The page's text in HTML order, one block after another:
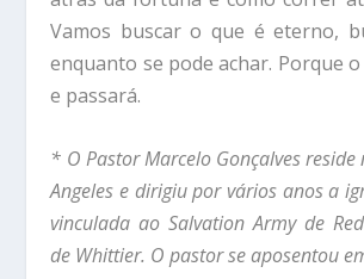
Vamos buscar o que é eterno,
enquanto se pode achar. Porque
e passará.
* O Pastor Marcelo Gonçalves reside
Angeles e dirigiu por vários anos a
vinculada ao Salvation Army de
de Whittier. O pastor se aposentou